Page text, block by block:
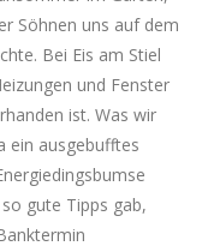
Söhnen uns auf dem
Bei Eis am Stiel
und Fenster
ist. Was wir
ein ausgebufftes
gute Tipps gab,